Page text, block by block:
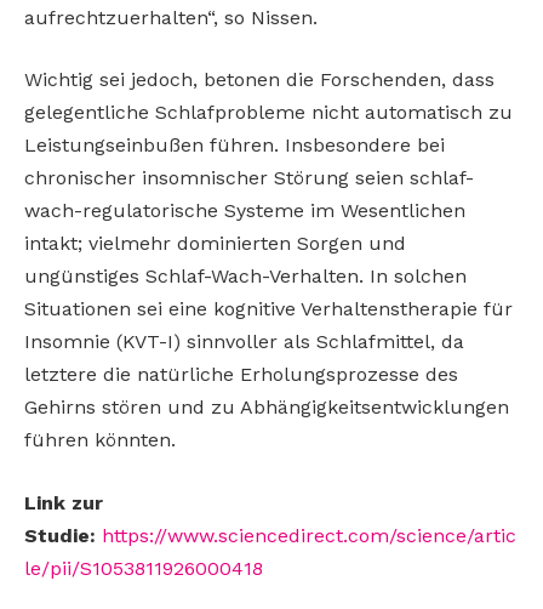
aufrechtzuerhalten“, so Nissen.
Wichtig sei jedoch, betonen die Forschenden, dass
gelegentliche Schlafprobleme nicht automatisch zu
Leistungseinbußen führen. Insbesondere bei
chronischer insomnischer Störung seien schlaf-
wach-regulatorische Systeme im Wesentlichen
intakt; vielmehr dominierten Sorgen und
ungünstiges Schlaf-Wach-Verhalten. In solchen
Situationen sei eine kognitive Verhaltenstherapie für
Insomnie (KVT-I) sinnvoller als Schlafmittel, da
letztere die natürliche Erholungsprozesse des
Gehirns stören und zu Abhängigkeitsentwicklungen
führen könnten.
Link zur
Studie: https://www.sciencedirect.com/science/artic
le/pii/S1053811926000418